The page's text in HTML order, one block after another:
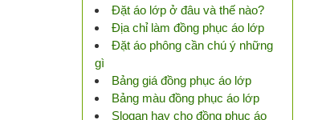
Đặt áo lớp ở đâu và thế nào?
Địa chỉ làm đồng phục áo lớp
Đặt áo phông cần chú ý những
gì
Bảng giá đồng phục áo lớp
Bảng màu đồng phục áo lớp
Slogan hay cho đồng phục áo